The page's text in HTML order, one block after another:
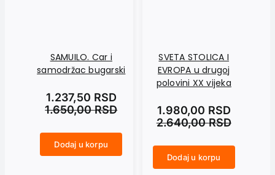
SAMUILO. Car i
samodržac bugarski
1.650,00RSD
1.237,50 RSD
Dodaj u korpu
SVETA STOLICA I
EVROPA u drugoj
polovini XX vijeka
2.640,00RSD
1.980,00 RSD
Dodaj u korpu